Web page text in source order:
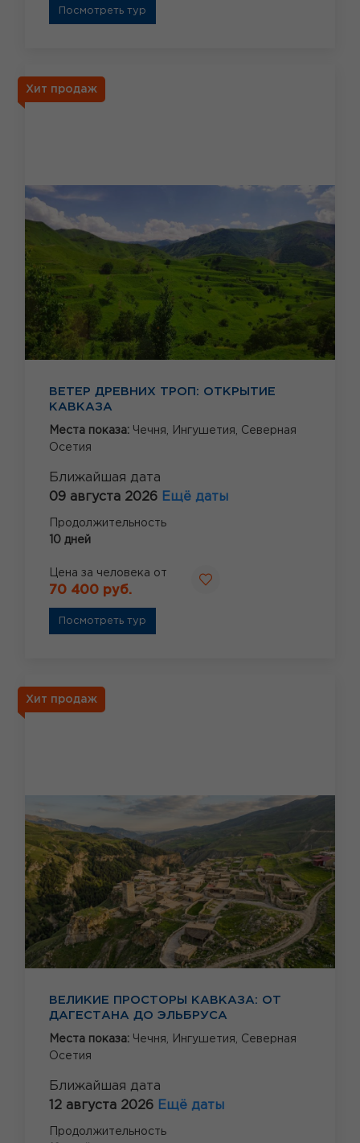
Посмотреть тур
Хит продаж
ВЕТЕР ДРЕВНИХ ТРОП: ОТКРЫТИЕ
КАВКАЗА
Места показа: Чечня, Ингушетия, Северная
Осетия
Ближайшая дата
09 августа 2026 Ещё даты
Продолжительность
10 дней
Цена за человека от
70 400 руб.
Посмотреть тур
Хит продаж
ВЕЛИКИЕ ПРОСТОРЫ КАВКАЗА: ОТ
ДАГЕСТАНА ДО ЭЛЬБРУСА
Места показа: Чечня, Ингушетия, Северная
Осетия
Ближайшая дата
12 августа 2026 Ещё даты
Продолжительность